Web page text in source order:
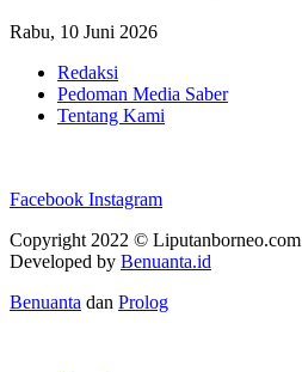
Rabu, 10 Juni 2026
Redaksi
Pedoman Media Saber
Tentang Kami
Facebook Instagram
Copyright 2022 © Liputanborneo.com
Developed by Benuanta.id
Benuanta dan Prolog